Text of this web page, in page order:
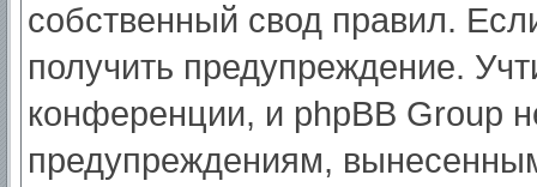
собственный свод правил.
получить предупреждение.
конференции, и phpBB Group
предупреждениям,